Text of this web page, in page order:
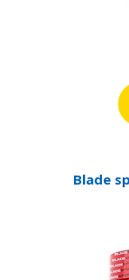
Blade